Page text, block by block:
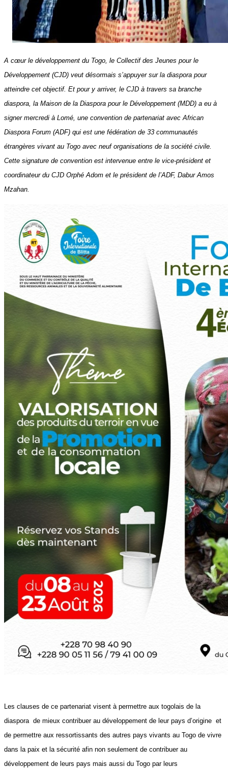
A cœur le développement du Togo, le Collectif des Jeunes pour le
Développement (CJD) veut désormais s’appuyer sur la diaspora pour
atteindre cet objectif. Et pour y arriver, le CJD à travers sa branche
diaspora, la Maison de la Diaspora pour le Développement (MDD) a eu à
signer mercredi à Lomé, une convention de partenariat avec African
Diaspora Forum (ADF) qui est une fédération de 33 communautés
étrangères vivant au Togo avec neuf organisations de la société civile
Cette signature de convention est intervenue entre le vice-président et
coordinateur du CJD Orphé Adom et le président de l’ADF, Dabur Amos
Mzahan.
Les clauses de ce partenariat visent à permettre aux togolais de la
diaspora de mieux contribuer au développement de leur pays d’origine et
de permettre aux ressortissants des autres pays vivants au Togo de vivre
dans la paix et la sécurité afin non seulement de contribuer au
développement de leurs pays mais aussi du Togo par leurs